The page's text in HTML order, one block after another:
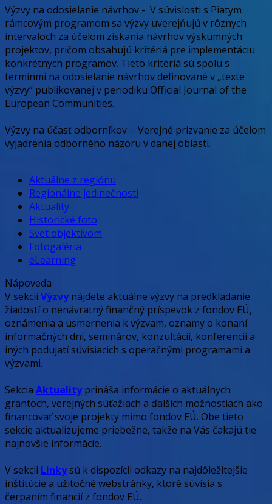
Výzvy na odosielanie návrhov - V súvislosti s Piatym
rámcovým programom sa výzvy uverejňujú v rôznych
intervaloch za účelom získania návrhov výskumných
projektov, pričom obsahujú kritériá pre implementáciu
konkrétnych programov. Tieto kritériá sú spolu s
termínmi na odosielanie návrhov definované v „texte
výzvy“ publikovanej v periodiku Official Journal of the
European Communities.
Výzvy na účasť odborníkov - Verejné prizvanie za účelom
vyjadrenia odborného názoru v danej oblasti.
Aktuálne z regiónu
Regionálne jedinečnosti
Aktuality
Historické foto
Svet objektívom
Fotogaléria
eLearning
Nápoveda
V sekcii Výzvynájdete aktuálne výzvy na predkladanie
žiadostí o nenávratný finančný príspevok z fondov EÚ,
oznámenia a usmernenia k výzvam, oznamy o konaní
informačných dní, seminárov, konzultácií, konferencií a
iných podujatí súvisiacich s operačnými programami a
výzvami.
Sekcia Aktualityprináša informácie o aktuálnych
grantoch, verejných súťažiach a ďalších možnostiach ako
financovať svoje projekty mimo fondov EÚ. Obe tieto
sekcie aktualizujeme priebežne, takže na Vás čakajú tie
najnovšie informácie.
V sekcii Linkysú k dispozícii odkazy na najdôležitejšie
inštitúcie a užitočné webstránky, ktoré súvisia s
čerpaním financií z fondov EÚ.